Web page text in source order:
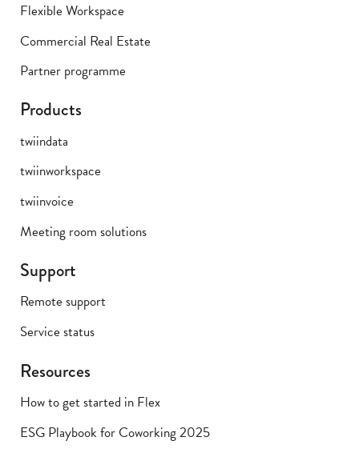
Flexible Workspace
Commercial Real Estate
Partner programme
Products
twiindata
twiinworkspace
twiinvoice
Meeting room solutions
Support
Remote support
Service status
Resources
How to get started in Flex
ESG Playbook for Coworking 2025